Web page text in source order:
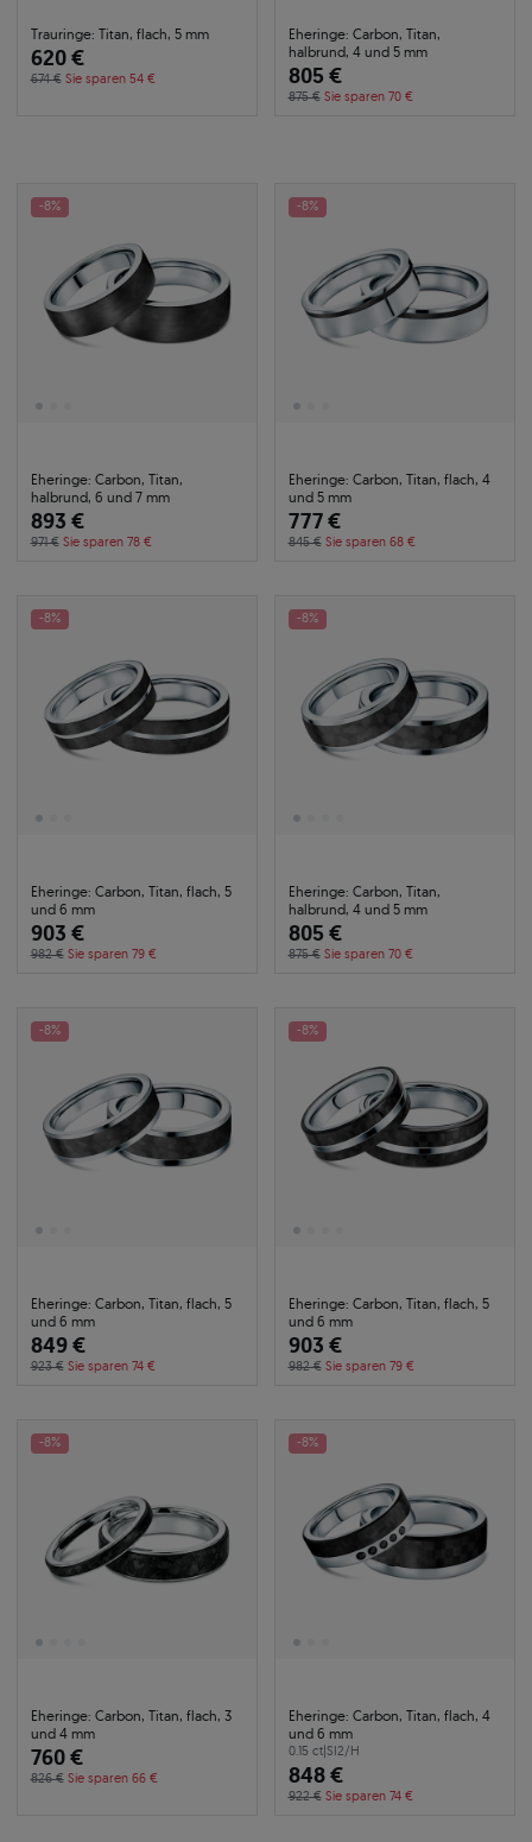
Trauringe: Titan, flach, 5 mm
620 €
674 € Sie sparen 54 €
Eheringe: Carbon, Titan,
halbrund, 4 und 5 mm
805 €
875 € Sie sparen 70 €
-8%
Eheringe: Carbon, Titan,
halbrund, 6 und 7 mm
893 €
971 € Sie sparen 78 €
-8%
Eheringe: Carbon, Titan, flach, 4
und 5 mm
777 €
845 € Sie sparen 68 €
-8%
Eheringe: Carbon, Titan, flach, 5
und 6 mm
903 €
982 € Sie sparen 79 €
-8%
Eheringe: Carbon, Titan,
halbrund, 4 und 5 mm
805 €
875 € Sie sparen 70 €
-8%
Eheringe: Carbon, Titan, flach, 5
und 6 mm
849 €
923 € Sie sparen 74 €
-8%
Eheringe: Carbon, Titan, flach, 5
und 6 mm
903 €
982 € Sie sparen 79 €
-8%
Eheringe: Carbon, Titan, flach, 3
und 4 mm
760 €
826 € Sie sparen 66 €
-8%
Eheringe: Carbon, Titan, flach, 4
und 6 mm
0.15 ct|SI2/H
848 €
922 € Sie sparen 74 €